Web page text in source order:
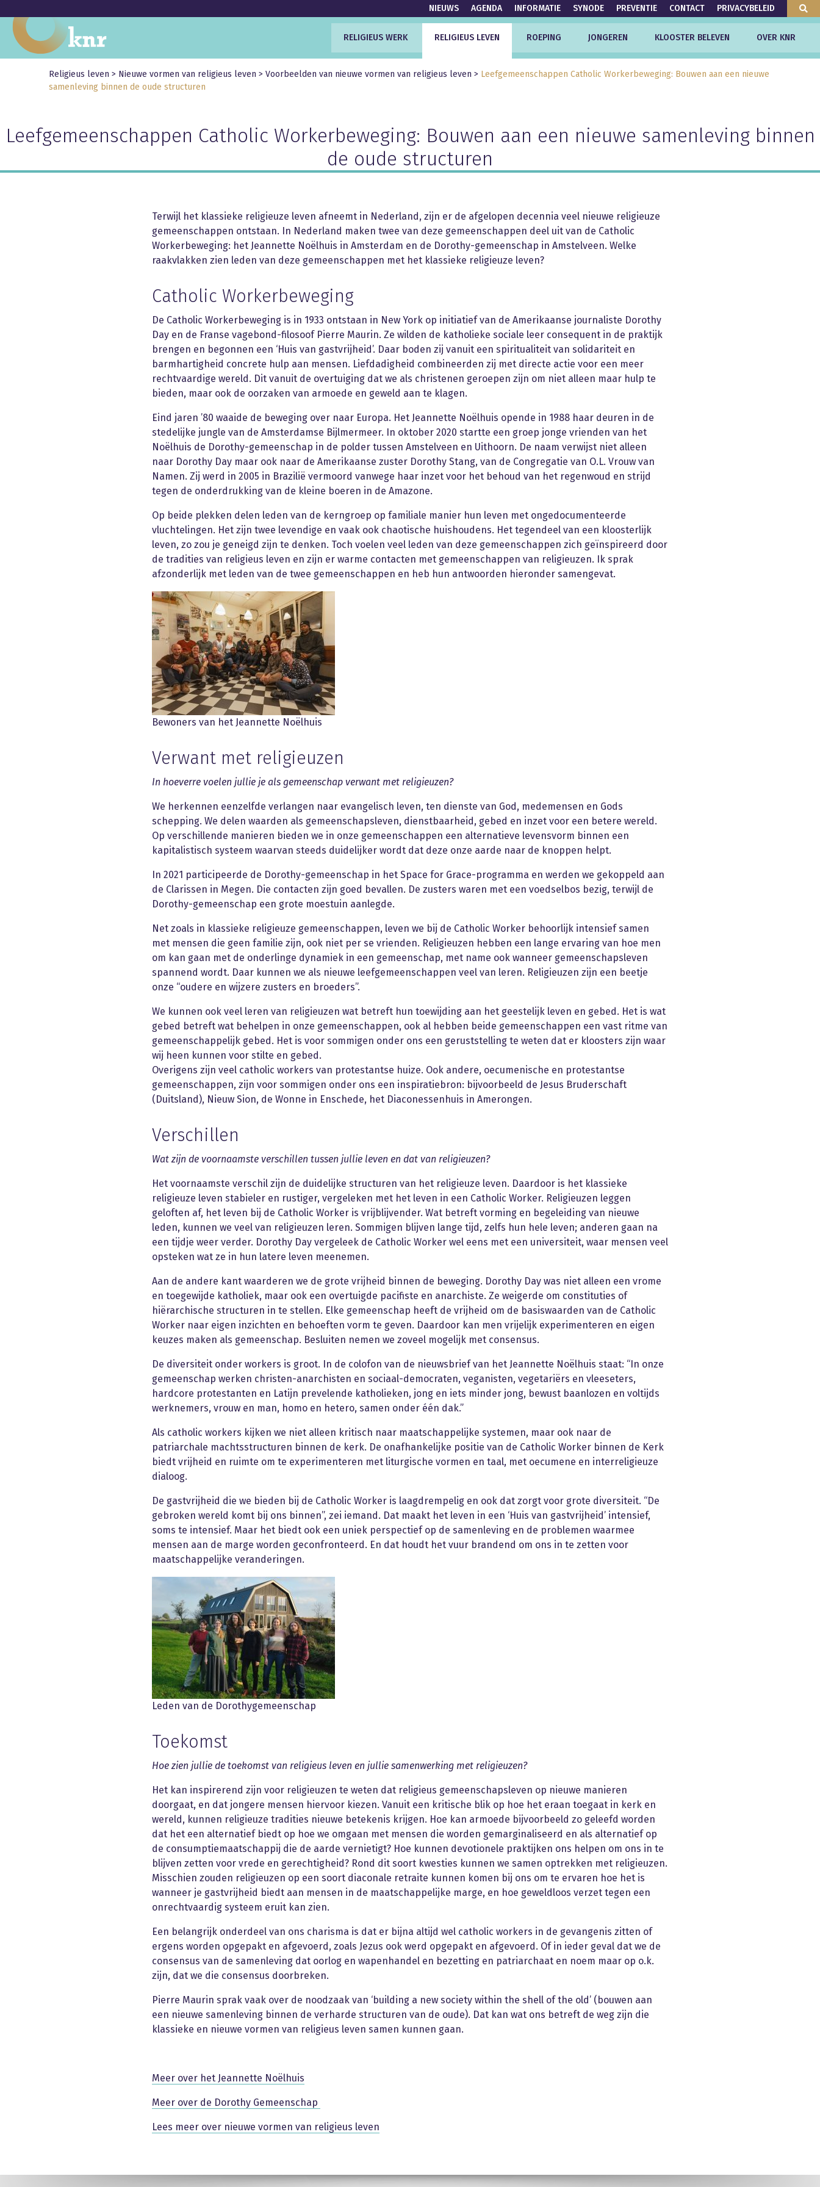
NIEUWS AGENDA INFORMATIE SYNODE PREVENTIE CONTACT PRIVACYBELEID
RELIGIEUS WERK RELIGIEUS LEVEN ROEPING JONGEREN KLOOSTER BELEVEN OVER KNR
Religieus leven > Nieuwe vormen van religieus leven > Voorbeelden van nieuwe vormen van religieus leven > Leefgemeenschappen Catholic Workerbeweging: Bouwen aan een nieuwe
samenleving binnen de oude structuren
Leefgemeenschappen Catholic Workerbeweging: Bouwen aan een nieuwe samenleving binnen
de oude structuren
Terwijl het klassieke religieuze leven afneemt in Nederland, zijn er de afgelopen decennia veel nieuwe religieuze
gemeenschappen ontstaan. In Nederland maken twee van deze gemeenschappen deel uit van de Catholic
Workerbeweging: het Jeannette Noëlhuis in Amsterdam en de Dorothy-gemeenschap in Amstelveen. Welke
raakvlakken zien leden van deze gemeenschappen met het klassieke religieuze leven?
Catholic Workerbeweging
De Catholic Workerbeweging is in 1933 ontstaan in New York op initiatief van de Amerikaanse journaliste Dorothy
Day en de Franse vagebond-filosoof Pierre Maurin. Ze wilden de katholieke sociale leer consequent in de praktijk
brengen en begonnen een ‘Huis van gastvrijheid’. Daar boden zij vanuit een spiritualiteit van solidariteit en
barmhartigheid concrete hulp aan mensen. Liefdadigheid combineerden zij met directe actie voor een meer
rechtvaardige wereld. Dit vanuit de overtuiging dat we als christenen geroepen zijn om niet alleen maar hulp te
bieden, maar ook de oorzaken van armoede en geweld aan te klagen.
Eind jaren ’80 waaide de beweging over naar Europa. Het Jeannette Noëlhuis opende in 1988 haar deuren in de
stedelijke jungle van de Amsterdamse Bijlmermeer. In oktober 2020 startte een groep jonge vrienden van het
Noëlhuis de Dorothy-gemeenschap in de polder tussen Amstelveen en Uithoorn. De naam verwijst niet alleen
naar Dorothy Day maar ook naar de Amerikaanse zuster Dorothy Stang, van de Congregatie van O.L. Vrouw van
Namen. Zij werd in 2005 in Brazilië vermoord vanwege haar inzet voor het behoud van het regenwoud en strijd
tegen de onderdrukking van de kleine boeren in de Amazone.
Op beide plekken delen leden van de kerngroep op familiale manier hun leven met ongedocumenteerde
vluchtelingen. Het zijn twee levendige en vaak ook chaotische huishoudens. Het tegendeel van een kloosterlijk
leven, zo zou je geneigd zijn te denken. Toch voelen veel leden van deze gemeenschappen zich geïnspireerd door
de tradities van religieus leven en zijn er warme contacten met gemeenschappen van religieuzen. Ik sprak
afzonderlijk met leden van de twee gemeenschappen en heb hun antwoorden hieronder samengevat.
Bewoners van het Jeannette Noëlhuis
Verwant met religieuzen
In hoeverre voelen jullie je als gemeenschap verwant met religieuzen?
We herkennen eenzelfde verlangen naar evangelisch leven, ten dienste van God, medemensen en Gods
schepping. We delen waarden als gemeenschapsleven, dienstbaarheid, gebed en inzet voor een betere wereld.
Op verschillende manieren bieden we in onze gemeenschappen een alternatieve levensvorm binnen een
kapitalistisch systeem waarvan steeds duidelijker wordt dat deze onze aarde naar de knoppen helpt.
In 2021 participeerde de Dorothy-gemeenschap in het Space for Grace-programma en werden we gekoppeld aan
de Clarissen in Megen. Die contacten zijn goed bevallen. De zusters waren met een voedselbos bezig, terwijl de
Dorothy-gemeenschap een grote moestuin aanlegde.
Net zoals in klassieke religieuze gemeenschappen, leven we bij de Catholic Worker behoorlijk intensief samen
met mensen die geen familie zijn, ook niet per se vrienden. Religieuzen hebben een lange ervaring van hoe men
om kan gaan met de onderlinge dynamiek in een gemeenschap, met name ook wanneer gemeenschapsleven
spannend wordt. Daar kunnen we als nieuwe leefgemeenschappen veel van leren. Religieuzen zijn een beetje
onze “oudere en wijzere zusters en broeders”.
We kunnen ook veel leren van religieuzen wat betreft hun toewijding aan het geestelijk leven en gebed. Het is wat
gebed betreft wat behelpen in onze gemeenschappen, ook al hebben beide gemeenschappen een vast ritme van
gemeenschappelijk gebed. Het is voor sommigen onder ons een geruststelling te weten dat er kloosters zijn waar
wij heen kunnen voor stilte en gebed.
Overigens zijn veel catholic workers van protestantse huize. Ook andere, oecumenische en protestantse
gemeenschappen, zijn voor sommigen onder ons een inspiratiebron: bijvoorbeeld de Jesus Bruderschaft
(Duitsland), Nieuw Sion, de Wonne in Enschede, het Diaconessenhuis in Amerongen.
Verschillen
Wat zijn de voornaamste verschillen tussen jullie leven en dat van religieuzen?
Het voornaamste verschil zijn de duidelijke structuren van het religieuze leven. Daardoor is het klassieke
religieuze leven stabieler en rustiger, vergeleken met het leven in een Catholic Worker. Religieuzen leggen
geloften af, het leven bij de Catholic Worker is vrijblijvender. Wat betreft vorming en begeleiding van nieuwe
leden, kunnen we veel van religieuzen leren. Sommigen blijven lange tijd, zelfs hun hele leven; anderen gaan na
een tijdje weer verder. Dorothy Day vergeleek de Catholic Worker wel eens met een universiteit, waar mensen veel
opsteken wat ze in hun latere leven meenemen.
Aan de andere kant waarderen we de grote vrijheid binnen de beweging. Dorothy Day was niet alleen een vrome
en toegewijde katholiek, maar ook een overtuigde pacifiste en anarchiste. Ze weigerde om constituties of
hiërarchische structuren in te stellen. Elke gemeenschap heeft de vrijheid om de basiswaarden van de Catholic
Worker naar eigen inzichten en behoeften vorm te geven. Daardoor kan men vrijelijk experimenteren en eigen
keuzes maken als gemeenschap. Besluiten nemen we zoveel mogelijk met consensus.
De diversiteit onder workers is groot. In de colofon van de nieuwsbrief van het Jeannette Noëlhuis staat: “In onze
gemeenschap werken christen-anarchisten en sociaal-democraten, veganisten, vegetariërs en vleeseters,
hardcore protestanten en Latijn prevelende katholieken, jong en iets minder jong, bewust baanlozen en voltijds
werknemers, vrouw en man, homo en hetero, samen onder één dak.”
Als catholic workers kijken we niet alleen kritisch naar maatschappelijke systemen, maar ook naar de
patriarchale machtsstructuren binnen de kerk. De onafhankelijke positie van de Catholic Worker binnen de Kerk
biedt vrijheid en ruimte om te experimenteren met liturgische vormen en taal, met oecumene en interreligieuze
dialoog.
De gastvrijheid die we bieden bij de Catholic Worker is laagdrempelig en ook dat zorgt voor grote diversiteit. “De
gebroken wereld komt bij ons binnen”, zei iemand. Dat maakt het leven in een ‘Huis van gastvrijheid’ intensief,
soms te intensief. Maar het biedt ook een uniek perspectief op de samenleving en de problemen waarmee
mensen aan de marge worden geconfronteerd. En dat houdt het vuur brandend om ons in te zetten voor
maatschappelijke veranderingen.
Leden van de Dorothygemeenschap
Toekomst
Hoe zien jullie de toekomst van religieus leven en jullie samenwerking met religieuzen?
Het kan inspirerend zijn voor religieuzen te weten dat religieus gemeenschapsleven op nieuwe manieren
doorgaat, en dat jongere mensen hiervoor kiezen. Vanuit een kritische blik op hoe het eraan toegaat in kerk en
wereld, kunnen religieuze tradities nieuwe betekenis krijgen. Hoe kan armoede bijvoorbeeld zo geleefd worden
dat het een alternatief biedt op hoe we omgaan met mensen die worden gemarginaliseerd en als alternatief op
de consumptiemaatschappij die de aarde vernietigt? Hoe kunnen devotionele praktijken ons helpen om ons in te
blijven zetten voor vrede en gerechtigheid? Rond dit soort kwesties kunnen we samen optrekken met religieuzen.
Misschien zouden religieuzen op een soort diaconale retraite kunnen komen bij ons om te ervaren hoe het is
wanneer je gastvrijheid biedt aan mensen in de maatschappelijke marge, en hoe geweldloos verzet tegen een
onrechtvaardig systeem eruit kan zien.
Een belangrijk onderdeel van ons charisma is dat er bijna altijd wel catholic workers in de gevangenis zitten of
ergens worden opgepakt en afgevoerd, zoals Jezus ook werd opgepakt en afgevoerd. Of in ieder geval dat we de
consensus van de samenleving dat oorlog en wapenhandel en bezetting en patriarchaat en noem maar op o.k.
zijn, dat we die consensus doorbreken.
Pierre Maurin sprak vaak over de noodzaak van ‘building a new society within the shell of the old’ (bouwen aan
een nieuwe samenleving binnen de verharde structuren van de oude). Dat kan wat ons betreft de weg zijn die
klassieke en nieuwe vormen van religieus leven samen kunnen gaan.
Meer over het Jeannette Noëlhuis
Meer over de Dorothy Gemeenschap
Lees meer over nieuwe vormen van religieus leven